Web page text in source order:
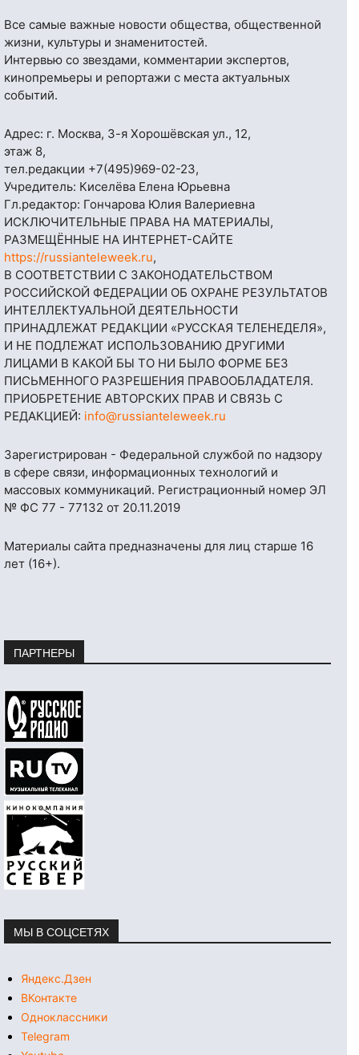
Все самые важные новости общества, общественной
жизни, культуры и знаменитостей.
Интервью со звездами, комментарии экспертов,
кинопремьеры и репортажи с места актуальных
событий.
Адрес: г. Москва, 3-я Хорошёвская ул., 12,
этаж 8,
тел.редакции +7(495)969-02-23,
Учредитель: Киселёва Елена Юрьевна
Гл.редактор: Гончарова Юлия Валериевна
ИСКЛЮЧИТЕЛЬНЫЕ ПРАВА НА МАТЕРИАЛЫ,
РАЗМЕЩЁННЫЕ НА ИНТЕРНЕТ-САЙТЕ
https://russianteleweek.ru,
В СООТВЕТСТВИИ С ЗАКОНОДАТЕЛЬСТВОМ
РОССИЙСКОЙ ФЕДЕРАЦИИ ОБ ОХРАНЕ РЕЗУЛЬТАТОВ
ИНТЕЛЛЕКТУАЛЬНОЙ ДЕЯТЕЛЬНОСТИ
ПРИНАДЛЕЖАТ РЕДАКЦИИ «РУССКАЯ ТЕЛЕНЕДЕЛЯ»,
И НЕ ПОДЛЕЖАТ ИСПОЛЬЗОВАНИЮ ДРУГИМИ
ЛИЦАМИ В КАКОЙ БЫ ТО НИ БЫЛО ФОРМЕ БЕЗ
ПИСЬМЕННОГО РАЗРЕШЕНИЯ ПРАВООБЛАДАТЕЛЯ.
ПРИОБРЕТЕНИЕ АВТОРСКИХ ПРАВ И СВЯЗЬ С
РЕДАКЦИЕЙ: info@russianteleweek.ru
Зарегистрирован - Федеральной службой по надзору
в сфере связи, информационных технологий и
массовых коммуникаций. Регистрационный номер ЭЛ
№ ФС 77 - 77132 от 20.11.2019
Материалы сайта предназначены для лиц старше 16
лет (16+).
ПАРТНЕРЫ
МЫ В СОЦСЕТЯХ
Яндекс.Дзен
ВКонтакте
Одноклассники
Telegram